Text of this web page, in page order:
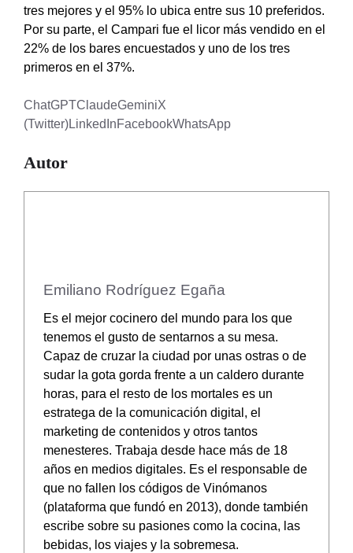
tres mejores y el 95% lo ubica entre sus 10 preferidos.
Por su parte, el Campari fue el licor más vendido en el
22% de los bares encuestados y uno de los tres
primeros en el 37%.
ChatGPTClaudeGeminiX
(Twitter)LinkedInFacebookWhatsApp
Autor
Emiliano Rodríguez Egaña
Es el mejor cocinero del mundo para los que
tenemos el gusto de sentarnos a su mesa.
Capaz de cruzar la ciudad por unas ostras o de
sudar la gota gorda frente a un caldero durante
horas, para el resto de los mortales es un
estratega de la comunicación digital, el
marketing de contenidos y otros tantos
menesteres. Trabaja desde hace más de 18
años en medios digitales. Es el responsable de
que no fallen los códigos de Vinómanos
(plataforma que fundó en 2013), donde también
escribe sobre su pasiones como la cocina, las
bebidas, los viajes y la sobremesa.